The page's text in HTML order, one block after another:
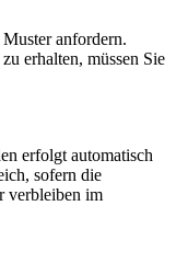
anfordern.
erhalten, müssen Sie
erfolgt automatisch
sofern die
verbleiben im